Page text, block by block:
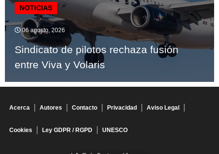
NOTICIAS
06 agosto, 2026
Sindicato de pilotos rechaza fusión
entre Viva y Volaris
Acerca Autores Contacto Privacidad Aviso Legal
Cookies Ley GDPR / RGPD UNESCO